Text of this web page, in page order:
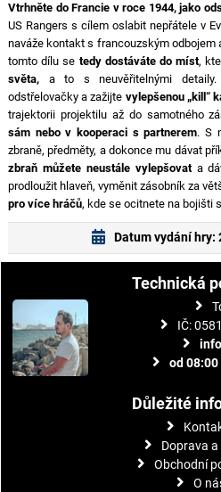
Vtrhněte do Francie v roce 1944, jako
US Rangers s cílem oslabit nepřátele v
naváže kontakt s francouzským odbojem
tomto dílu se tedy dostáváte do míst,
světa,a to s neuvěřitelnými detaily.
odstřelovačky a zažijte vylepšenou „kill“
trajektorii projektilu až do samotného
sám nebo v kooperaci s partnerem. S
zbraně, předměty, a dokonce mu dávat
zbraň můžete neustále vylepšovata
prodloužit hlaveň, vyměnit zásobník za
pro více hráčů, kde se ocitnete na bojišti
Datum vydání hry:
Technická
IČ:
od 08:00
Důležité
Doprava
Obchodní
O